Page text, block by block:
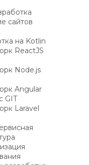
сайтов
на Kotlin
ReactJS
Node.js
Angular
GIT
Laravel